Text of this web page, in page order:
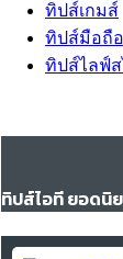
ทิปส์เกมส์
ทิปส์มือถือ
ทิปส์ไลฟ์
ทิปส์ไอที ยอดนิ